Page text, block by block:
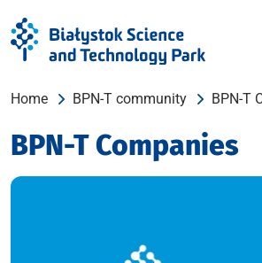
Home BPN-T community BPN-T
BPN-T Companies